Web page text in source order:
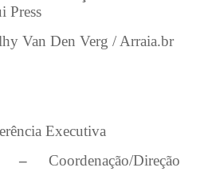
Press
Van Den Verg / Arraia.br
Executiva
– Coordenação/Direção